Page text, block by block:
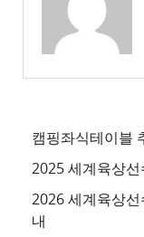
이
트
추
캠핑좌식테이블
2025 세계육상
2026 세계육상
내